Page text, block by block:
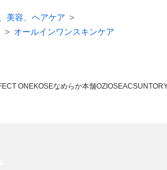
美容、ヘアケア
オールインワンスキンケア
ONEKOSEなめらか本舗OZIOSEAC